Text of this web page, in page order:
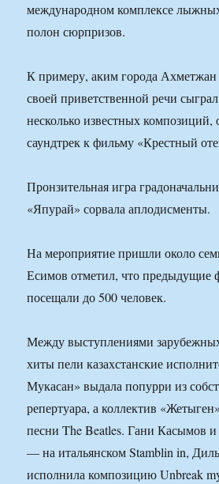
международном комплексе
полон сюрпризов.
К примеру, аким города
своей приветственной речи
несколько известных композиций,
саундтрек к фильму «Крестный
Пронзительная игра
«Япурай» сорвала аплодисменты.
На мероприятие пришли около
Есимов отметил, что предыдущие
посещали до 500 человек.
Между выступлениями
хиты пели казахстанские
Мукасан» выдала попурри из
репертуара, а коллектив
песни The Beatles. Гани Касымов
— на итальянском Stamblin in,
исполнила композицию Unbreak